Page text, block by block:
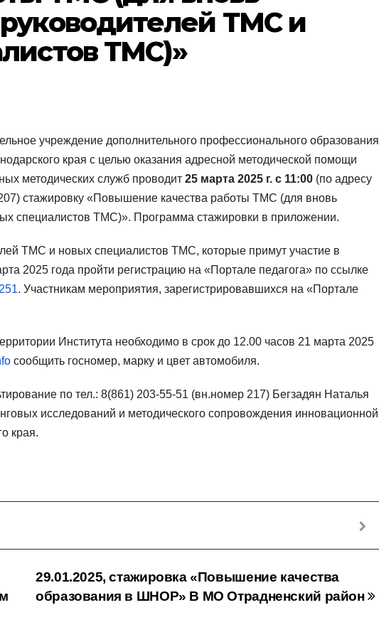
ТМС и
ТМС)»
учреждение дополнительного профессионального образования
края с целью оказания адресной методической помощи
методических служб проводит 25 марта 2025 г. с 11:00 (по адресу
стажировку «Повышение качества работы ТМС (для вновь
специалистов ТМС)». Программа стажировки в приложении.
ТМС и новых специалистов ТМС, которые примут участие в
2025 года пройти регистрацию на «Портале педагога» по ссылке
. Участникам мероприятия, зарегистрировавшихся на «Портале
Института необходимо в срок до 12.00 часов 21 марта 2025
сообщить госномер, марку и цвет автомобиля.
по тел.: 8(861) 203-55-51 (вн.номер 217) Бегзадян Наталья
исследований и методического сопровождения инновационной
края.
29.01.2025, стажировка «Повышение качества
образования в ШНОР» В МО Отрадненский район